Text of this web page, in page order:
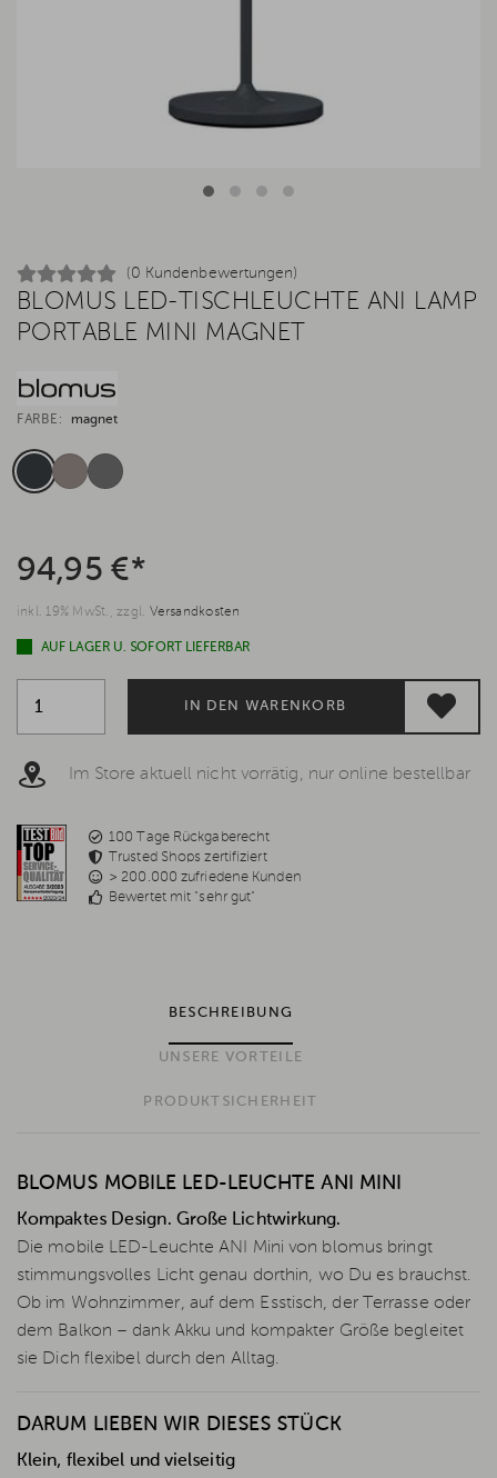
(0 Kundenbewertungen)
BLOMUS LED-TISCHLEUCHTE ANI LAMP
PORTABLE MINI MAGNET
FARBE: magnet
94,95 €*
inkl. 19% MwSt., zzgl. Versandkosten
AUF LAGER U. SOFORT LIEFERBAR
IN DEN WARENKORB
Im Store aktuell nicht vorrätig, nur online bestellbar
100 Tage Rückgaberecht
Trusted Shops zertifiziert
> 200.000 zufriedene Kunden
Bewertet mit "sehr gut"
BESCHREIBUNG
UNSERE VORTEILE
PRODUKTSICHERHEIT
BLOMUS MOBILE LED-LEUCHTE ANI MINI
Kompaktes Design. Große Lichtwirkung.
Die mobile LED-Leuchte ANI Mini von blomus bringt
stimmungsvolles Licht genau dorthin, wo Du es brauchst.
Ob im Wohnzimmer, auf dem Esstisch, der Terrasse oder
dem Balkon – dank Akku und kompakter Größe begleitet
sie Dich flexibel durch den Alltag.
DARUM LIEBEN WIR DIESES STÜCK
Klein, flexibel und vielseitig